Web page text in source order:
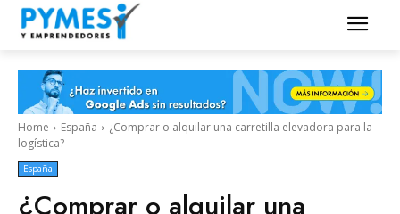
Home España
¿Comprar o alquilar una carretilla elevadora para la
logística?
España
¿Comprar o alquilar una